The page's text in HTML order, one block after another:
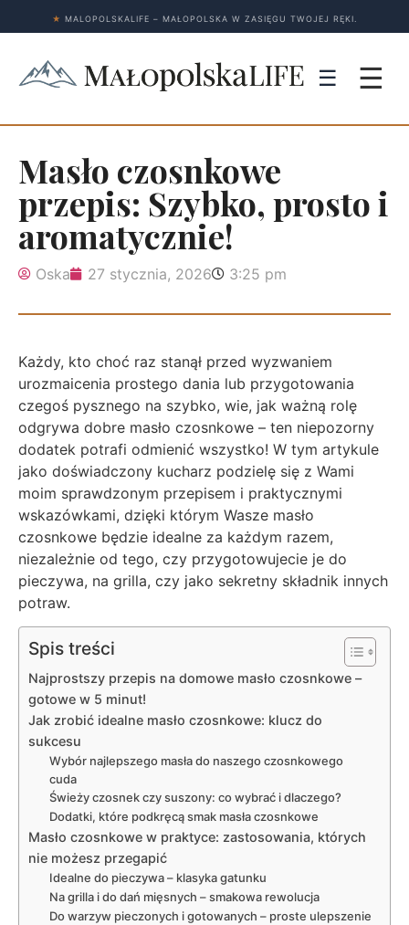
★ MALOPOLSKALIFE – MAŁOPOLSKA W ZASIĘGU TWOJEJ RĘKI.
☰ ☰
Masło czosnkowe
przepis: Szybko, prosto i
aromatycznie!
Oska 27 stycznia, 2026 3:25 pm
Każdy, kto choć raz stanął przed wyzwaniem
urozmaicenia prostego dania lub przygotowania
czegoś pysznego na szybko, wie, jak ważną rolę
odgrywa dobre masło czosnkowe – ten niepozorny
dodatek potrafi odmienić wszystko! W tym artykule
jako doświadczony kucharz podzielę się z Wami
moim sprawdzonym przepisem i praktycznymi
wskazówkami, dzięki którym Wasze masło
czosnkowe będzie idealne za każdym razem,
niezależnie od tego, czy przygotowujecie je do
pieczywa, na grilla, czy jako sekretny składnik innych
potraw.
Spis treści
Najprostszy przepis na domowe masło czosnkowe –
gotowe w 5 minut!
Jak zrobić idealne masło czosnkowe: klucz do
sukcesu
Wybór najlepszego masła do naszego czosnkowego
cuda
Świeży czosnek czy suszony: co wybrać i dlaczego?
Dodatki, które podkręcą smak masła czosnkowe
Masło czosnkowe w praktyce: zastosowania, których
nie możesz przegapić
Idealne do pieczywa – klasyka gatunku
Na grilla i do dań mięsnych – smakowa rewolucja
Do warzyw pieczonych i gotowanych – proste ulepszenie